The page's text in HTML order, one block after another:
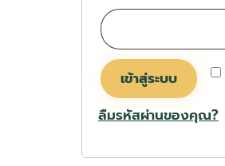
เข้าสู่ระบบ
ลืมรหัสผ่านของคุณ?